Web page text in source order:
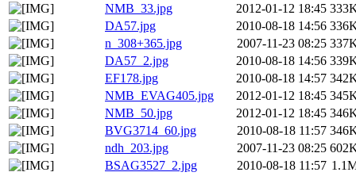
NMB_33.jpg
2012-01-12 18:45
DA57.jpg
2010-08-18 14:56
n_308+365.jpg
2007-11-23 08:25
DA57_2.jpg
2010-08-18 14:56
EF178.jpg
2010-08-18 14:57
NMB_EVAG405.jpg
2012-01-12 18:45
NMB_50.jpg
2012-01-12 18:45
BVG3714_60.jpg
2010-08-18 11:57
ndh_203.jpg
2007-11-23 08:25
BSAG3527_2.jpg
2010-08-18 11:57